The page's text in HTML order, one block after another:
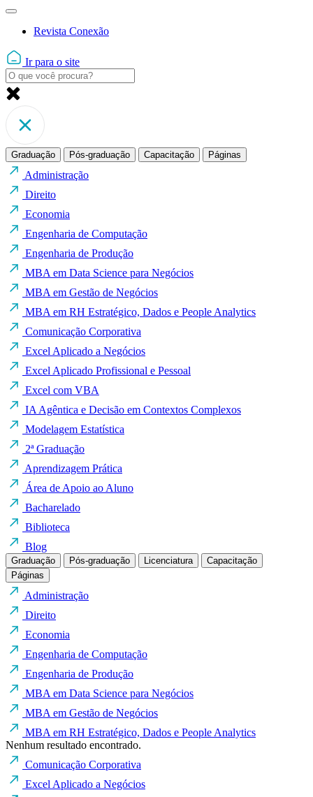
Revista Conexão
Ir para o site
Graduação Pós-graduação Capacitação Páginas
Administração
Direito
Economia
Engenharia de Computação
Engenharia de Produção
MBA em Data Science para Negócios
MBA em Gestão de Negócios
MBA em RH Estratégico, Dados e People Analytics
Comunicação Corporativa
Excel Aplicado a Negócios
Excel Aplicado Profissional e Pessoal
Excel com VBA
IA Agêntica e Decisão em Contextos Complexos
Modelagem Estatística
2ª Graduação
Aprendizagem Prática
Área de Apoio ao Aluno
Bacharelado
Biblioteca
Blog
Graduação Pós-graduação Licenciatura
Capacitação
Páginas
Administração
Direito
Economia
Engenharia de Computação
Engenharia de Produção
MBA em Data Science para Negócios
MBA em Gestão de Negócios
MBA em RH Estratégico, Dados e People Analytics
Nenhum resultado encontrado.
Comunicação Corporativa
Excel Aplicado a Negócios